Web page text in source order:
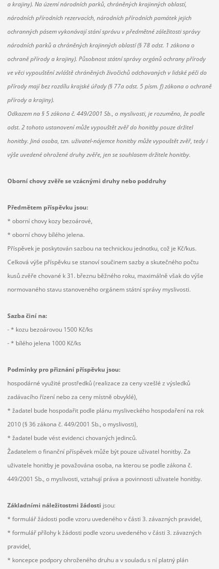
a krajiny). Na území národních parků, chráněných krajinných oblastí,
národních přírodních rezervacích, národních přírodních památek jejich
ochranných pásem vykonávají stání správu v předmětné záležitosti správy
národních parků a chráněných krajinných oblastí (§ 78 odst. 1 zákona o
ochraně přírody a krajiny). Působnost státní správy orgánů ochrany přírody
ve věci vypouštění zvláště chráněných živočichů odchovaných v lidské péči do
přírody mají bez rozdílu krajské úřady (§ 77a odst. 5 písm. f) zákona o ochraně
přírody a krajiny).
Odkazem na § 5 zákona č. 449/2001 Sb., o myslivosti, je rozuměno, že podle
odst. 2 tohoto ustanovení může vypouštět zvěř do honitby pouze držitel
honitby. Jiná osoba, tzn. uživatel-nájemce honitby může vypouštět zvěř, tedy i
výše uvedené ohrožené druhy zvěře, jen se souhlasem držitele honitby.
Oborní chovy zvěře se vzácnými druhy nebo poddruhy
Předmětem příspěvku jsou:
* oborní chovy kozy bezoárové,
* oborní chovy bílého jelena.
Příspěvek je poskytován sazbou na technickou jednotku, což je Kč/kus.
Celková výše příspěvku se stanoví součinem sazby a skutečného počtu
kusů zvěře chované k 31. březnu běžného roku, maximálně však do výše
normovaného stavu stanoveného orgánem státní správy myslivosti.
Sazba činí na:
- * kozu bezoárovou 1500 Kč/ks
- * bílého jelena 1000 Kč/ks
Podmínky pro přiznání příspěvku jsou:
hospodárné využité prostředků (realizace za ceny vzešlé z výsledků
zadávacího řízení nebo za ceny místně obvyklé),
* žadatel bude hospodařit podle plánu mysliveckého hospodaření na rok
2010 (§ 36 zákona č. 449/2001 Sb., o myslivosti),
* žadatel bude vést evidenci chovaných jedinců.
Žadatelem o finanční příspěvek může být pouze uživatel honitby. Za
uživatele honitby je považována osoba, na kterou se podle zákona č.
449/2001 Sb., o myslivosti, vztahují práva a povinnosti uživatele honitby.
Základními náležitostmi žádosti jsou:
* formulář žádosti podle vzoru uvedeného v části 3. závazných pravidel,
* formulář přílohy k žádosti podle vzoru uvedeného v části 3. závazných
pravidel,
* koncepce podpory ohroženého druhu a v souladu s ní platný plán